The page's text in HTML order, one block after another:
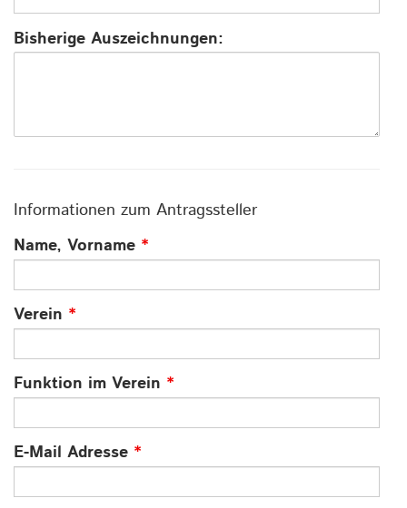
Bisherige Auszeichnungen:
Informationen zum Antragssteller
Name, Vorname *
Verein *
Funktion im Verein *
E-Mail Adresse *